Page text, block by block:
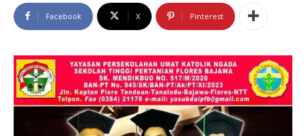
Facebook X Pinterest